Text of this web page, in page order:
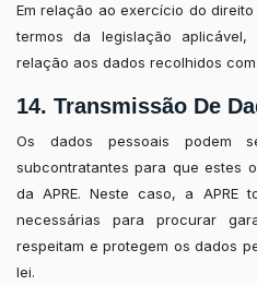
Em relação ao exercício do
termos da legislação
relação aos dados recolhidos
14. Transmissão De
Os dados pessoais podem
subcontratantes para que estes
da APRE. Neste caso, a APRE
necessárias para procurar
respeitam e protegem os dados
lei.